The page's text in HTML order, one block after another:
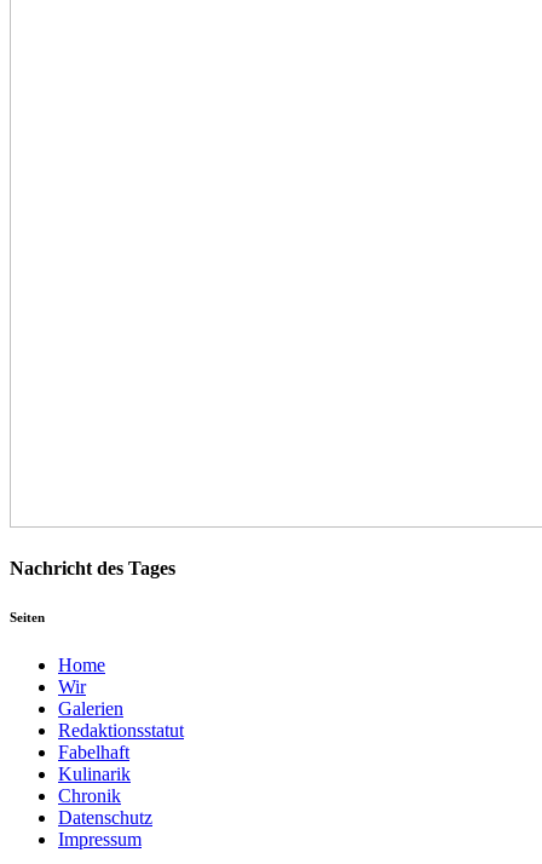
Nachricht des Tages
Seiten
Home
Wir
Galerien
Redaktionsstatut
Fabelhaft
Kulinarik
Chronik
Datenschutz
Impressum